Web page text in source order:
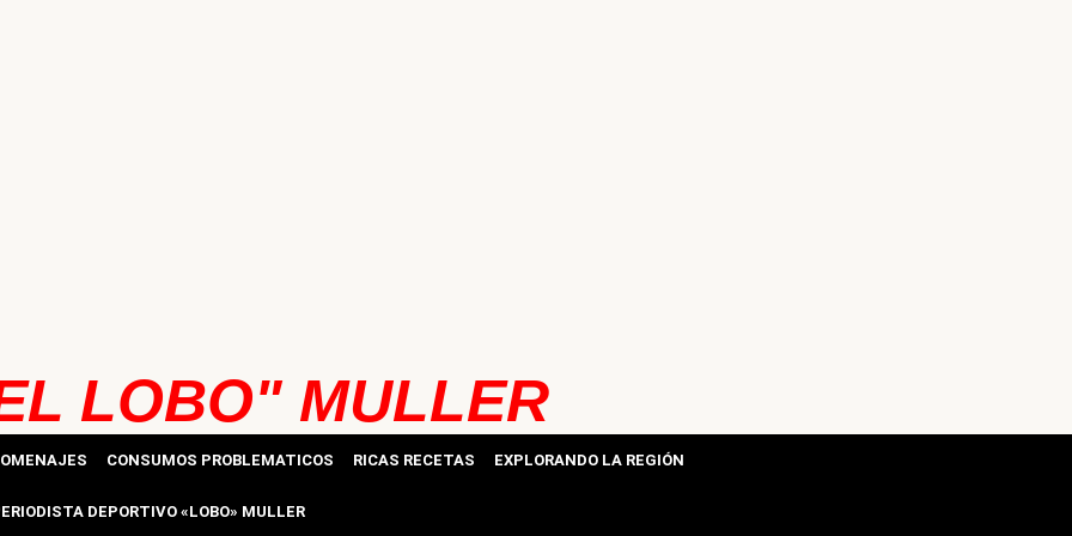
LOBO" MULLER
CONSUMOS PROBLEMATICOS RICAS RECETAS EXPLORANDO LA REGIÓN
DEPORTIVO «LOBO» MULLER